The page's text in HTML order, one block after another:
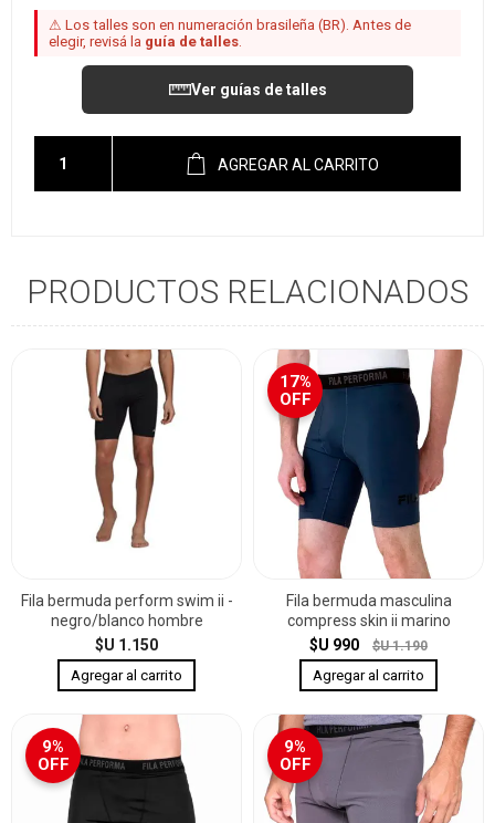
⚠ Los talles son en numeración brasileña (BR). Antes de
elegir, revisá la guía de talles
Ver guías de talles
AGREGAR AL CARRITO
PRODUCTOS RELACIONADOS
Fila bermuda perform swim ii -
negro/blanco hombre
$U 1.150
17%
OFF
Fila bermuda masculina
compress skin ii marino
$U 990
$U 1.190
9%
OFF
9%
OFF